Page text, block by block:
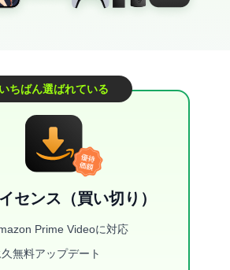
いちばん選ばれている
センス（買い切り）
Prime Videoに対応
無料アップデート